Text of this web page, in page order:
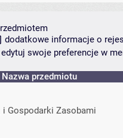
dodatkowe informacje o
swoje preferencje w
Nazwa przedmiotu
i Gospodarki Zasobami